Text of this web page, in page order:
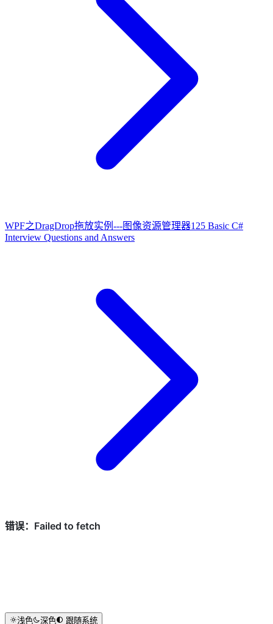
WPF之DragDrop拖放实例---图像资源管理器125 Basic C#
Interview Questions and Answers
浅色 深色 跟随系统